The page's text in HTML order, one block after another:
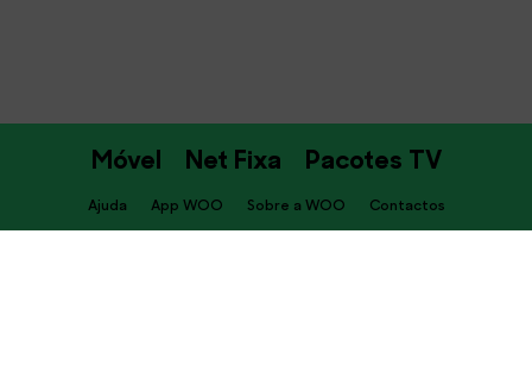
Móvel Net Fixa Pacotes TV
Ajuda App WOO Sobre a WOO
Contactos